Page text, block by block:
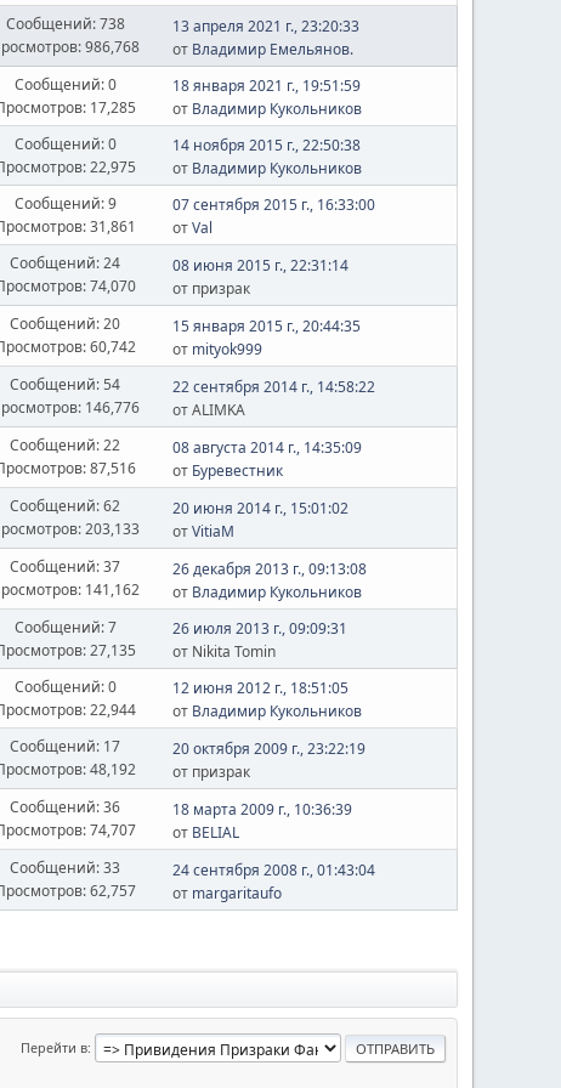
Сообщений: 738
986,768
13 апреля 2021 г., 23:20:33
от Владимир Емельянов.
Сообщений: 0
17,285
18 января 2021 г., 19:51:59
от Владимир Кукольников
Сообщений: 0
22,975
14 ноября 2015 г., 22:50:38
от Владимир Кукольников
Сообщений: 9
31,861
07 сентября 2015 г., 16:33:00
отVal
Сообщений: 24
74,070
08 июня 2015 г., 22:31:14
от призрак
Сообщений: 20
60,742
15 января 2015 г., 20:44:35
от mityok999
Сообщений: 54
146,776
22 сентября 2014 г., 14:58:22
от ALIMKA
Сообщений: 22
87,516
08 августа 2014 г., 14:35:09
от Буревестник
Сообщений: 62
203,133
20 июня 2014 г., 15:01:02
отVitiaM
Сообщений: 37
141,162
26 декабря 2013 г., 09:13:08
от Владимир Кукольников
Сообщений: 7
27,135
26 июля 2013 г., 09:09:31
от Nikita Tomin
Сообщений: 0
22,944
12 июня 2012 г., 18:51:05
от Владимир Кукольников
Сообщений: 17
48,192
20 октября 2009 г., 23:22:19
от призрак
Сообщений: 36
74,707
18 марта 2009 г., 10:36:39
от BELIAL
Сообщений: 33
62,757
24 сентября 2008 г., 01:43:04
от margaritaufo
Перейти в